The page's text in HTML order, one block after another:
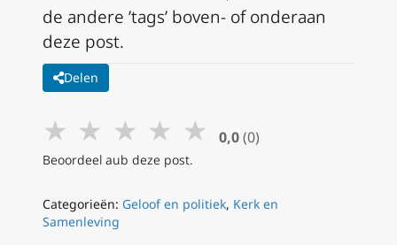
de andere ’tags’ boven- of onderaan
deze post.
Delen
★ ★ ★ ★ ★ 0,0 (0)
Beoordeel aub deze post.
Categorieën: Geloof en politiek, Kerk en
Samenleving